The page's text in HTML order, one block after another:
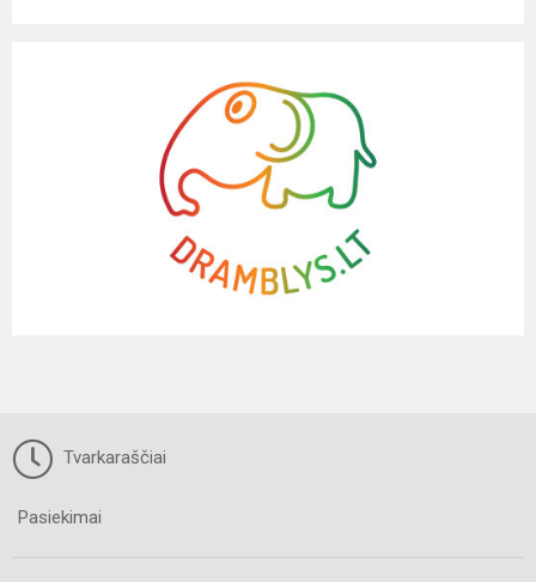
Tvarkaraščiai
Pasiekimai